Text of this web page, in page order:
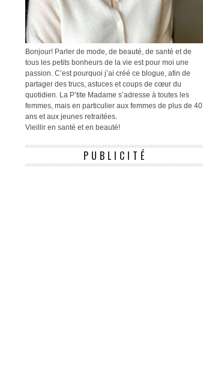
Bonjour! Parler de mode, de beauté, de santé et de
tous les petits bonheurs de la vie est pour moi une
passion. C’est pourquoi j’ai créé ce blogue, afin de
partager des trucs, astuces et coups de cœur du
quotidien. La P’tite Madame s’adresse à toutes les
femmes, mais en particulier aux femmes de plus de 40
ans et aux jeunes retraitées.
Vieillir en santé et en beauté!
PUBLICITÉ